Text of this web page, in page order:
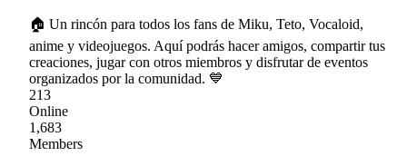
🏠 Un rincón para todos los fans de Miku, Teto, Vocaloid,
anime y videojuegos. Aquí podrás hacer amigos, compartir tus
creaciones, jugar con otros miembros y disfrutar de eventos
organizados por la comunidad. 💙
213
Online
1,683
Members